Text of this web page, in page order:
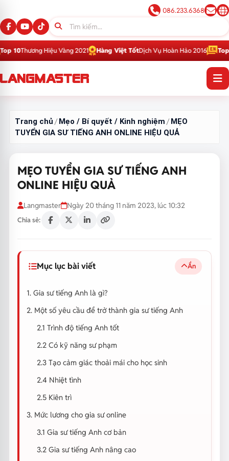
086.233.6368
Hiệu Vàng 2021 Hàng Việt TốtDịch Vụ Hoàn Hảo 2016 Top 1Thương
Trang chủ /Mẹo / Bí quyết / Kinh nghiệm /MẸO
TUYỂN GIA SƯ TIẾNG ANH ONLINE HIỆU QUẢ
MẸO TUYỂN GIA SƯ TIẾNG ANH
ONLINE HIỆU QUẢ
Langmaster Ngày 20 tháng 11 năm 2023, lúc 10:32
Chia sẻ:
Mục lục bài viết Ẩn
1. Gia sư tiếng Anh là gì?
2. Một số yêu cầu để trở thành gia sư tiếng Anh
2.1 Trình độ tiếng Anh tốt
2.2 Có kỹ năng sư phạm
2.3 Tạo cảm giác thoải mái cho học sinh
2.4 Nhiệt tình
2.5 Kiên trì
3. Mức lương cho gia sư online
3.1 Gia sư tiếng Anh cơ bản
3.2 Gia sư tiếng Anh nâng cao